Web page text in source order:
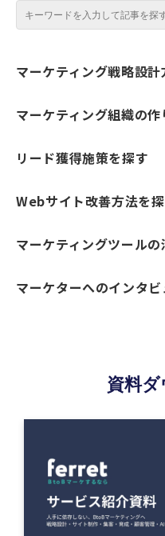
マーケティング戦略設
マーケティング組織の
リード獲得施策を探す
Webサイト改善方法を
マーケティングツール
マーケターへのインタ
資料